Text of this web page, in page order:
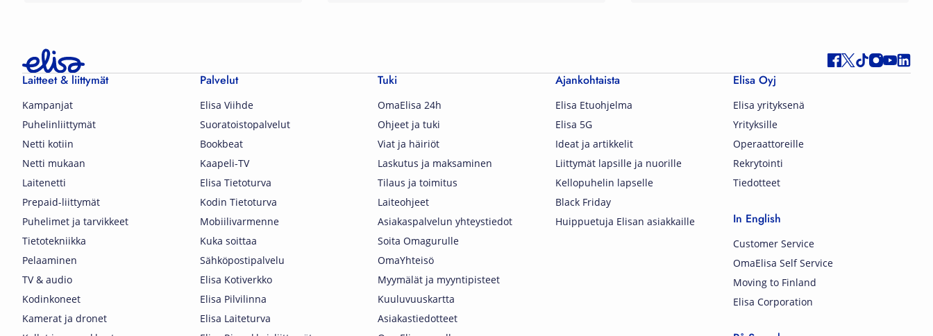
Laitteet & liittymät
Kampanjat
Puhelinliittymät
Netti kotiin
Netti mukaan
Laitenetti
Prepaid-liittymät
Puhelimet ja tarvikkeet
Tietotekniikka
Pelaaminen
TV & audio
Kodinkoneet
Kamerat ja dronet
Palvelut
Elisa Viihde
Suoratoistopalvelut
Bookbeat
Kaapeli-TV
Elisa Tietoturva
Kodin Tietoturva
Mobiilivarmenne
Kuka soittaa
Sähköpostipalvelu
Elisa Kotiverkko
Elisa Pilvilinna
Elisa Laiteturva
Tuki
OmaElisa 24h
Ohjeet ja tuki
Viat ja häiriöt
Laskutus ja maksaminen
Tilaus ja toimitus
Laiteohjeet
Asiakaspalvelun yhteystiedot
Soita Omagurulle
OmaYhteisö
Myymälät ja myyntipisteet
Kuuluvuuskartta
Asiakastiedotteet
Ajankohtaista
Elisa Etuohjelma
Elisa 5G
Ideat ja artikkelit
Liittymät lapsille ja nuorille
Kellopuhelin lapselle
Black Friday
Huippuetuja Elisan asiakkaille
Elisa Oyj
Elisa yrityksenä
Yrityksille
Operaattoreille
Rekrytointi
Tiedotteet
In English
Customer Service
OmaElisa Self Service
Moving to Finland
Elisa Corporation